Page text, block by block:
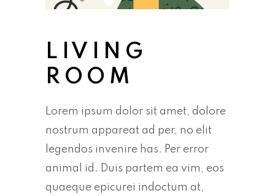
LIVING
ROOM
Lorem ipsum dolor sit amet, dolore
nostrum appareat ad per, no elit
legendos invenire has. Per error
animal id. Duis partem ea vim, eos
quaeque epicurei indoctum at,